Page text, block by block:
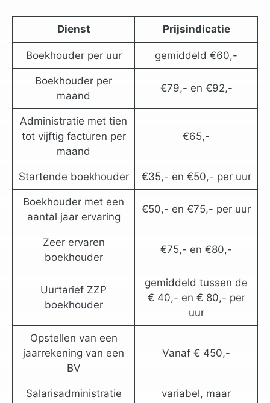
Dienst Prijsindicatie
Boekhouder per uur gemiddeld €60,-
Boekhouder per
maand
€79,- en €92,-
Administratie met tien
tot vijftig facturen per
maand
€65,-
Startende boekhouder €35,- en €50,- per uur
Boekhouder met een
aantal jaar ervaring
€50,- en €75,- per uur
Zeer ervaren
boekhouder
€75,- en €80,-
Uurtarief ZZP
boekhouder
gemiddeld tussen de
€ 40,- en € 80,- per
uur
Opstellen van een
jaarrekening van een
BV
Vanaf € 450,-
Salarisadministratie
variabel, maar